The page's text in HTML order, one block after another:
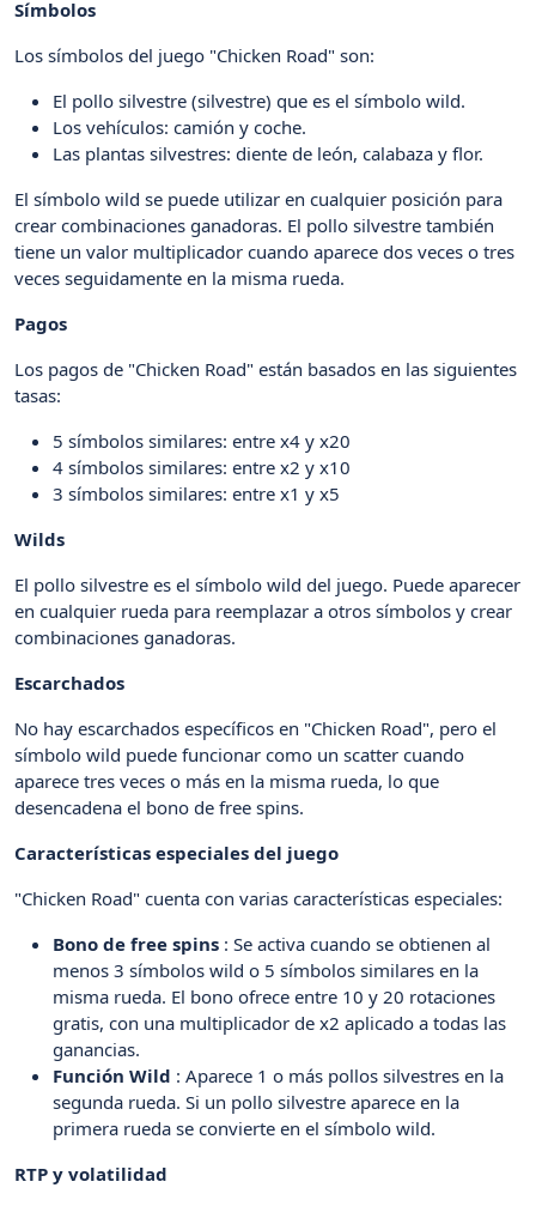
Símbolos
Los símbolos del juego "Chicken Road" son:
El pollo silvestre (silvestre) que es el símbolo wild.
Los vehículos: camión y coche.
Las plantas silvestres: diente de león, calabaza y flor.
El símbolo wild se puede utilizar en cualquier posición para
crear combinaciones ganadoras. El pollo silvestre también
tiene un valor multiplicador cuando aparece dos veces o tres
veces seguidamente en la misma rueda.
Pagos
Los pagos de "Chicken Road" están basados en las siguientes
tasas:
5 símbolos similares: entre x4 y x20
4 símbolos similares: entre x2 y x10
3 símbolos similares: entre x1 y x5
Wilds
El pollo silvestre es el símbolo wild del juego. Puede aparecer
en cualquier rueda para reemplazar a otros símbolos y crear
combinaciones ganadoras.
Escarchados
No hay escarchados específicos en "Chicken Road", pero el
símbolo wild puede funcionar como un scatter cuando
aparece tres veces o más en la misma rueda, lo que
desencadena el bono de free spins.
Características especiales del juego
"Chicken Road" cuenta con varias características especiales:
Bono de free spins : Se activa cuando se obtienen al
menos 3 símbolos wild o 5 símbolos similares en la
misma rueda. El bono ofrece entre 10 y 20 rotaciones
gratis, con una multiplicador de x2 aplicado a todas las
ganancias.
Función Wild : Aparece 1 o más pollos silvestres en la
segunda rueda. Si un pollo silvestre aparece en la
primera rueda se convierte en el símbolo wild.
RTP y volatilidad